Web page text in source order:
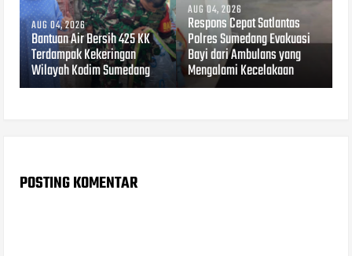
AUG 04, 2026
Bantuan Air Bersih 425 KK
Terdampak Kekeringan
Wilayah Kodim Sumedang
AUG 04, 2026
Respons Cepat Satlantas
Polres Sumedang Evakuasi
Bayi dari Ambulans yang
Mengalami Kecelakaan
POSTING KOMENTAR